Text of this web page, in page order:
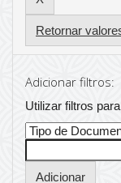
Retornar
Adicionar filtros:
Utilizar filtros